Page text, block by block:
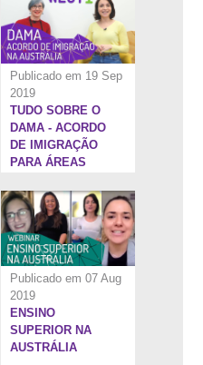
Publicado em 19 Sep
2019
TUDO SOBRE O
DAMA - ACORDO
DE IMIGRAÇÃO
PARA ÁREAS
AUSTRÁLIA
Publicado em 07 Aug
2019
1:37:51''
ENSINO
SUPERIOR NA
AUSTRÁLIA
1:35:12''